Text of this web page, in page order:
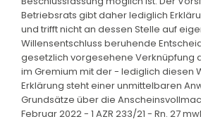
Betriebsrats gibt daher lediglich
und trifft nicht an dessen Stelle auf
Willensentschluss beruhende
gesetzlich vorgesehene Verknüpfung
im Gremium mit der - lediglich diesen
Erklärung steht einer unmittelbaren
Grundsätze über die
Februar 2022 - 1 AZR 233/21 - Rn. 27